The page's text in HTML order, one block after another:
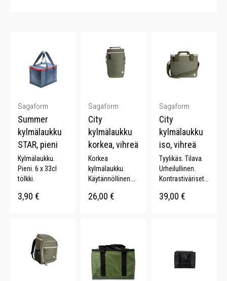
Sagaform
Summer
kylmälaukku
STAR, pieni
Kylmälaukku.
Pieni. 6 x 33cl
tölkki.
3,90 €
Sagaform
City
kylmälaukku
korkea, vihreä
Korkea
kylmälaukku.
Käytännöllinen.
Tyylikkäät
26,00€
Sagaform
City
kylmälaukku
iso, vihreä
Tyylikäs. Tilava.
Urheilullinen.
Kontrastiväriset
Säädettävä
39,00 €